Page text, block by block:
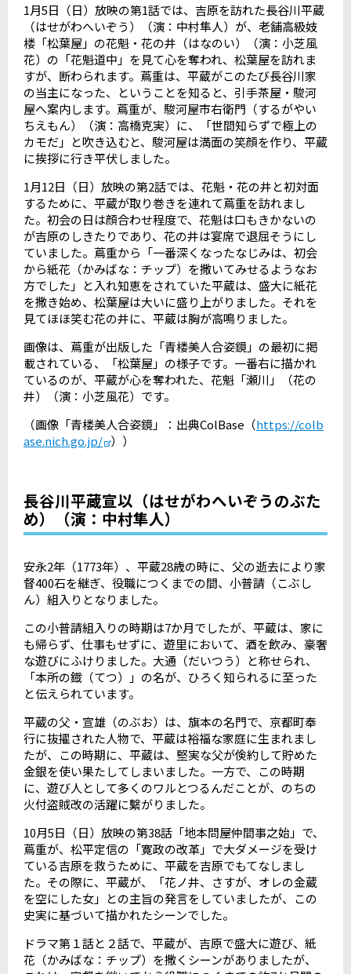
1月5日（日）放映の第1話では、吉原を訪れた長谷川平蔵
（はせがわへいぞう）（演：中村隼人）が、老舗高級妓
楼「松葉屋」の花魁・花の井（はなのい）（演：小芝風
花）の「花魁道中」を見て心を奪われ、松葉屋を訪れま
すが、断わられます。蔦重は、平蔵がこのたび長谷川家
の当主になった、ということを知ると、引手茶屋・駿河
屋へ案内します。蔦重が、駿河屋市右衛門（するがやい
ちえもん）（演：高橋克実）に、「世間知らずで極上の
カモだ」と吹き込むと、駿河屋は満面の笑顔を作り、平蔵
に挨拶に行き平伏しました。
1月12日（日）放映の第2話では、花魁・花の井と初対面
するために、平蔵が取り巻きを連れて蔦重を訪れまし
た。初会の日は顔合わせ程度で、花魁は口もきかないの
が吉原のしきたりであり、花の井は宴席で退屈そうにし
ていました。蔦重から「一番深くなったなじみは、初会
から紙花（かみばな：チップ）を撒いてみせるようなお
方でした」と入れ知恵をされていた平蔵は、盛大に紙花
を撒き始め、松葉屋は大いに盛り上がりました。それを
見てほほ笑む花の井に、平蔵は胸が高鳴りました。
画像は、蔦重が出版した「青楼美人合姿鏡」の最初に掲
載されている、「松葉屋」の様子です。一番右に描かれ
ているのが、平蔵が心を奪われた、花魁「瀬川」（花の
井）（演：小芝風花）です。
（画像「青楼美人合姿鏡」：出典ColBase （https://colb
ase.nich.go.jp/ ））
長谷川平蔵宣以（はせがわへいぞうのぶた
め）（演：中村隼人）
安永2年（1773年）、平蔵28歳の時に、父の逝去により家
督400石を継ぎ、役職につくまでの間、小普請（こぶし
ん）組入りとなりました。
この小普請組入りの時期は7か月でしたが、平蔵は、家に
も帰らず、仕事もせずに、遊里において、酒を飲み、豪奢
な遊びにふけりました。大通（だいつう）と称せられ、
「本所の鐡（てつ）」の名が、ひろく知られるに至った
と伝えられています。
平蔵の父・宣雄（のぶお）は、旗本の名門で、京都町奉
行に抜擢された人物で、平蔵は裕福な家庭に生まれまし
たが、この時期に、平蔵は、堅実な父が倹約して貯めた
金銀を使い果たしてしまいました。一方で、この時期
に、遊び人として多くのワルとつるんだことが、のちの
火付盗賊改の活躍に繫がりました。
10月5日（日）放映の第38話「地本問屋仲間事之始」で、
蔦重が、松平定信の「寛政の改革」で大ダメージを受け
ている吉原を救うために、平蔵を吉原でもてなしまし
た。その際に、平蔵が、「花ノ井、さすが、オレの金蔵
を空にした女」との主旨の発言をしていましたが、この
史実に基づいて描かれたシーンでした。
ドラマ第１話と２話で、平蔵が、吉原で盛大に遊び、紙
花（かみばな：チップ）を撒くシーンがありましたが、